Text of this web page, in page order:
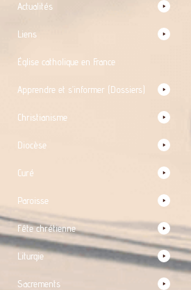
Actualités
Liens
Église catholique en France
Apprendre et s’informer (Dossiers)
Christianisme
Diocèse
Curé
Paroisse
Fête chrétienne
Liturgie
Sacrements